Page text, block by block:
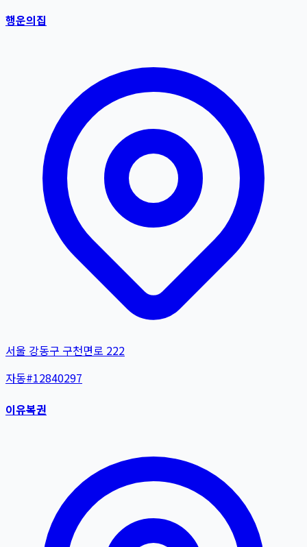
행운의집
서울 강동구 구천면로 222
자동#12840297
이유복권